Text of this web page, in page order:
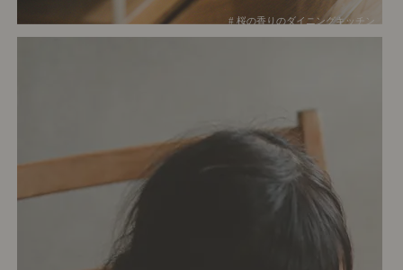
# 桜の香りのダイニングキッチン